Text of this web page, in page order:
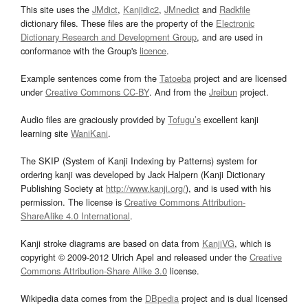
This site uses the JMdict, Kanjidic2, JMnedict and Radkfile
dictionary files. These files are the property of the Electronic
Dictionary Research and Development Group, and are used in
conformance with the Group's licence.
Example sentences come from the Tatoeba project and are licensed
underCreative Commons CC-BY. And from the Jreibun project.
Audio files are graciously provided by Tofugu’s excellent kanji
learning site WaniKani.
The SKIP (System of Kanji Indexing by Patterns) system for
ordering kanji was developed by Jack Halpern (Kanji Dictionary
Publishing Society at http://www.kanji.org/), and is used with his
permission. The license is Creative Commons Attribution-
ShareAlike 4.0 International.
Kanji stroke diagrams are based on data from KanjiVG, which is
copyright © 2009-2012 Ulrich Apel and released under the Creative
Commons Attribution-Share Alike 3.0 license.
Wikipedia data comes from the DBpedia project and is dual licensed